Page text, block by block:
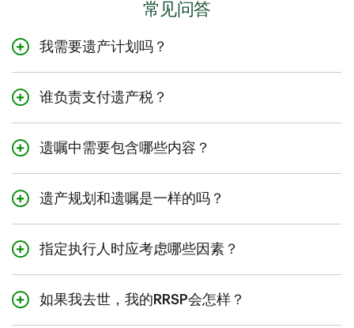
常见问答
我需要遗产计划吗？
确保未成年人的监护权，降低遗产税负，并减少亲人面对
谁负责支付遗产税？
所有与遗产处理相关的债务和费用。在将资产分配给受益
遗嘱中需要包含哪些内容？
人。它还可能包括遗嘱人的意愿、财产位置、未成年人的
遗产规划和遗嘱是一样的吗？
为您的执行人提供明确的指示和财产分配的安排。
指定执行人时应考虑哪些因素？
托公司），负责在您去世后管理您的遗产。选择执行人
如果我去世，我的RRSP会怎样？